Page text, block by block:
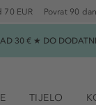
70 EUR Povrat 90
30 € ★ DO
TIJELO